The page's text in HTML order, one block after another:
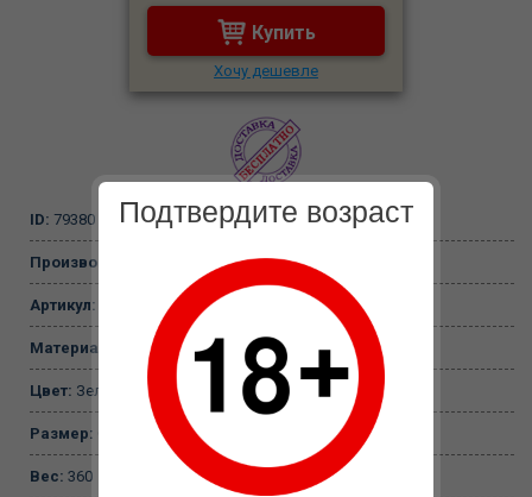
Купить
Хочу дешевле
ID: 79380
Производитель: Эротическая одежда Fever
Артикул: 04373OneSize
Материал: 100% синтетическое волокно
Цвет: Зеленый
Размер:
Вес: 360
Подтвердите возраст